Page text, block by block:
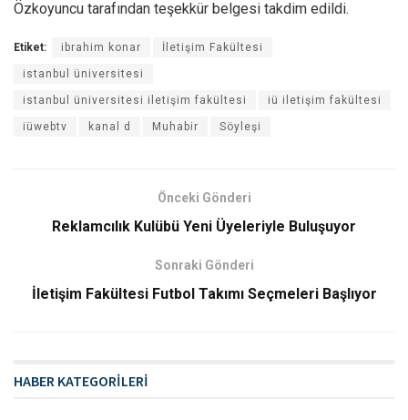
Özkoyuncu tarafından teşekkür belgesi takdim edildi.
Etiket: ibrahim konar İletişim Fakültesi
istanbul üniversitesi
istanbul üniversitesi iletişim fakültesi iü iletişim fakültesi
iüwebtv kanal d Muhabir Söyleşi
Önceki Gönderi
Reklamcılık Kulübü Yeni Üyeleriyle Buluşuyor
Sonraki Gönderi
İletişim Fakültesi Futbol Takımı Seçmeleri Başlıyor
HABER KATEGORİLERİ